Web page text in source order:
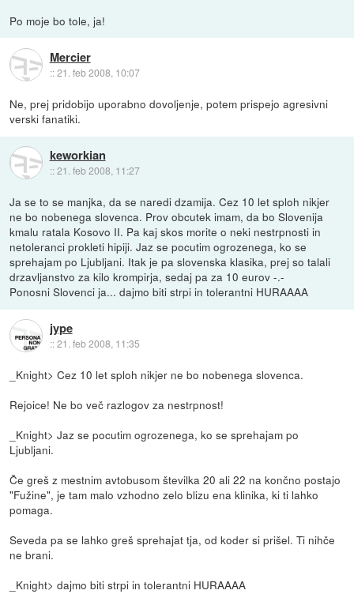
Po moje bo tole, ja!
Mercier
::21. feb 2008, 10:07
Ne, prej pridobijo uporabno dovoljenje, potem prispejo agresivni
verski fanatiki.
keworkian
::21. feb 2008, 11:27
Ja se to se manjka, da se naredi dzamija. Cez 10 let sploh nikjer
ne bo nobenega slovenca. Prov obcutek imam, da bo Slovenija
kmalu ratala Kosovo II. Pa kaj skos morite o neki nestrpnosti in
netoleranci prokleti hipiji. Jaz se pocutim ogrozenega, ko se
sprehajam po Ljubljani. Itak je pa slovenska klasika, prej so talali
drzavljanstvo za kilo krompirja, sedaj pa za 10 eurov -.-
Ponosni Slovenci ja... dajmo biti strpi in tolerantni HURAAAA
jype
::21. feb 2008, 11:35
_Knight> Cez 10 let sploh nikjer ne bo nobenega slovenca.
Rejoice! Ne bo več razlogov za nestrpnost!
_Knight> Jaz se pocutim ogrozenega, ko se sprehajam po
Ljubljani.
Če greš z mestnim avtobusom številka 20 ali 22 na končno postajo
"Fužine", je tam malo vzhodno zelo blizu ena klinika, ki ti lahko
pomaga.
Seveda pa se lahko greš sprehajat tja, od koder si prišel. Ti nihče
ne brani.
_Knight> dajmo biti strpi in tolerantni HURAAAA